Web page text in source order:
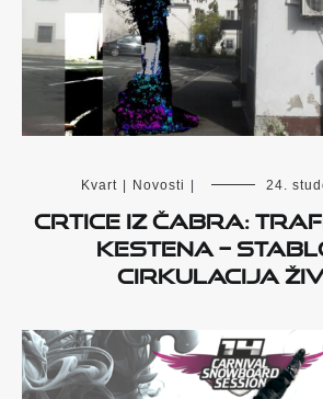
Kvart | Novosti | 24.
Crtice iz Čabra:
kestena –
cirkulacija